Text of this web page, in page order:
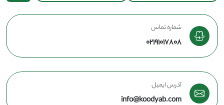
شماره تماس
02191017808
آدرس ایمیل
info@koodyab.com